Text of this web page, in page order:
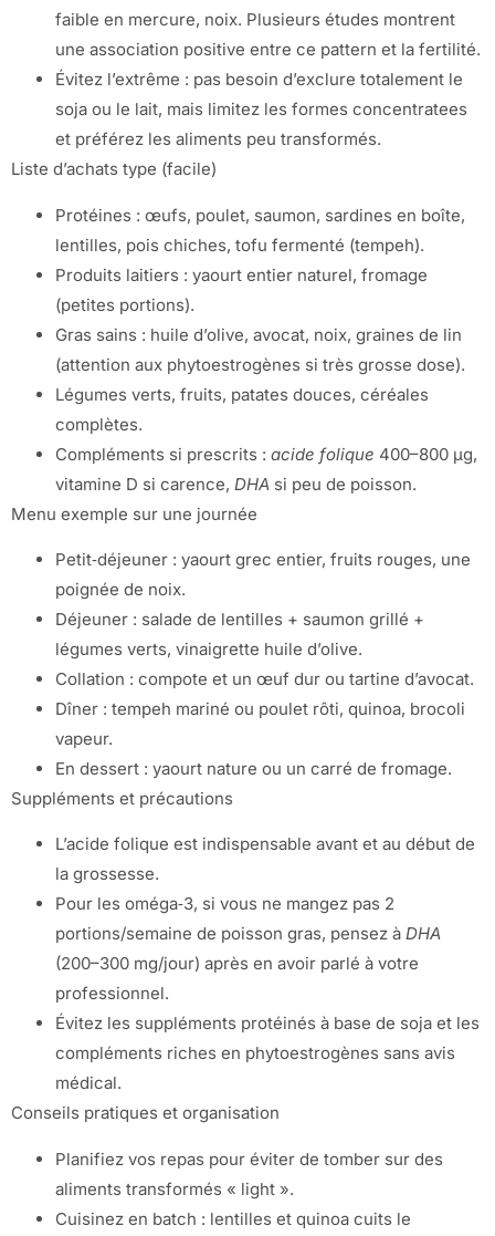
faible en mercure, noix. Plusieurs études montrent
une association positive entre ce pattern et la fertilité.
Évitez l’extrême : pas besoin d’exclure totalement le
soja ou le lait, mais limitez les formes concentratees
et préférez les aliments peu transformés.
Liste d’achats type (facile)
Protéines : œufs, poulet, saumon, sardines en boîte,
lentilles, pois chiches, tofu fermenté (tempeh).
Produits laitiers : yaourt entier naturel, fromage
(petites portions).
Gras sains : huile d’olive, avocat, noix, graines de lin
(attention aux phytoestrogènes si très grosse dose).
Légumes verts, fruits, patates douces, céréales
complètes.
Compléments si prescrits : acide folique 400–800 µg,
vitamine D si carence, DHA si peu de poisson.
Menu exemple sur une journée
Petit‑déjeuner : yaourt grec entier, fruits rouges, une
poignée de noix.
Déjeuner : salade de lentilles + saumon grillé +
légumes verts, vinaigrette huile d’olive.
Collation : compote et un œuf dur ou tartine d’avocat.
Dîner : tempeh mariné ou poulet rôti, quinoa, brocoli
vapeur.
En dessert : yaourt nature ou un carré de fromage.
Suppléments et précautions
L’acide folique est indispensable avant et au début de
la grossesse.
Pour les oméga‑3, si vous ne mangez pas 2
portions/semaine de poisson gras, pensez à DHA
(200–300 mg/jour) après en avoir parlé à votre
professionnel.
Évitez les suppléments protéinés à base de soja et les
compléments riches en phytoestrogènes sans avis
médical.
Conseils pratiques et organisation
Planifiez vos repas pour éviter de tomber sur des
aliments transformés « light ».
Cuisinez en batch : lentilles et quinoa cuits le